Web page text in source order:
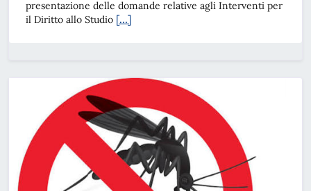
presentazione delle domande relative agli Interventi per
il Diritto allo Studio […]